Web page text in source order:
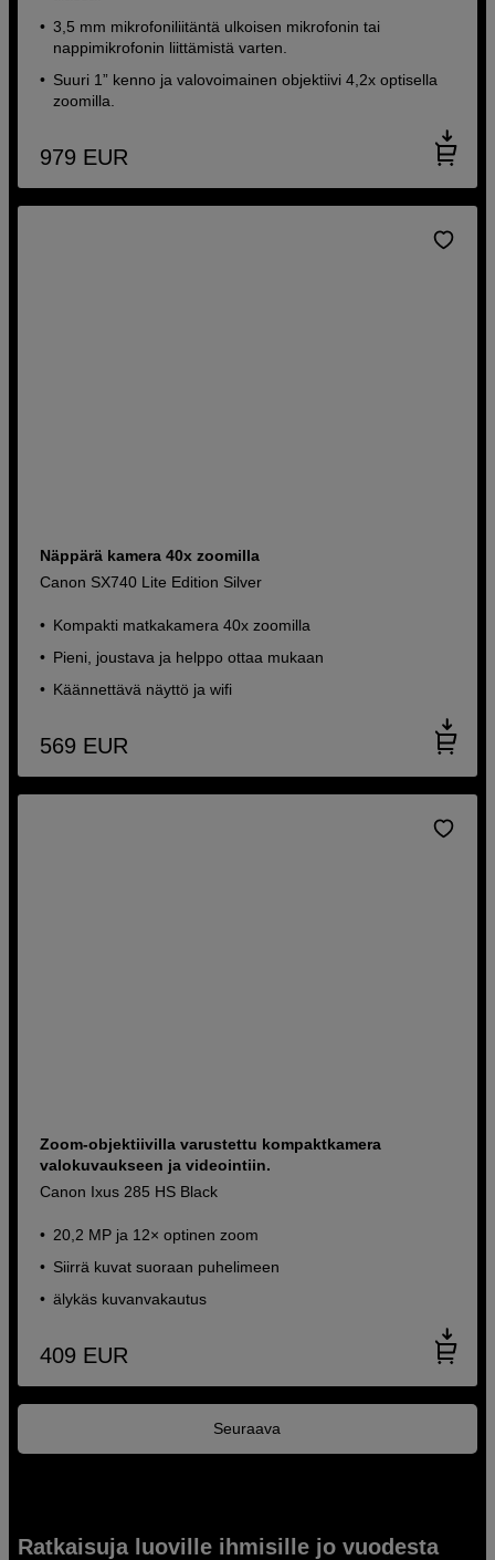
3,5 mm mikrofoniliitäntä ulkoisen mikrofonin tai
nappimikrofonin liittämistä varten.
Suuri 1” kenno ja valovoimainen objektiivi 4,2x optisella
zoomilla.
979 EUR
Näppärä kamera 40x zoomilla
Canon SX740 Lite Edition Silver
Kompakti matkakamera 40x zoomilla
Pieni, joustava ja helppo ottaa mukaan
Käännettävä näyttö ja wifi
569 EUR
Zoom-objektiivilla varustettu kompaktkamera
valokuvaukseen ja videointiin.
Canon Ixus 285 HS Black
20,2 MP ja 12× optinen zoom
Siirrä kuvat suoraan puhelimeen
älykäs kuvanvakautus
409 EUR
Seuraava
Ratkaisuja luoville ihmisille jo vuodesta